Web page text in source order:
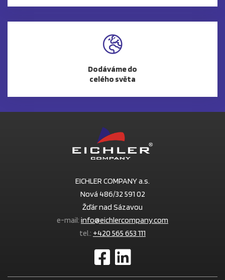
Dodáváme do
celého světa
EICHLER COMPANY a.s.
Nová 486/32 591 02
Žďár nad Sázavou
e-mail: info@eichlercompany.com
tel.: +420 565 653 111